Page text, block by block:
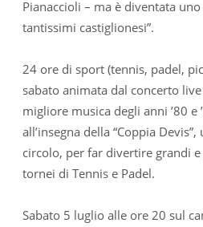
Pianaccioli – ma è diventata
tantissimi castiglionesi”.
24 ore di sport (tennis, padel,
sabato animata dal concerto
migliore musica degli anni ’80 e
all’insegna della “Coppia
circolo, per far divertire grandi
tornei di Tennis e Padel.
Sabato 5 luglio alle ore 20 sul